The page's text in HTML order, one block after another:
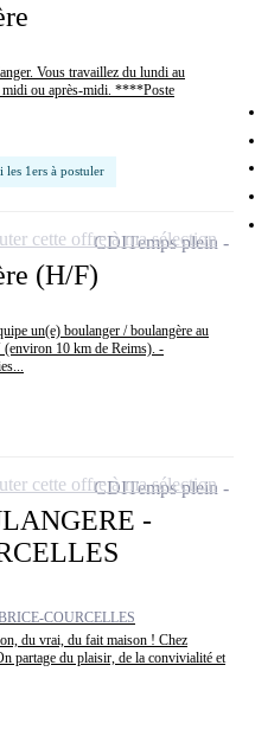
Vous travaillez du lundi au
midi ou après-midi. ****Poste
les 1ers à postuler
(H/F)
un(e) boulanger / boulangère au
(environ 10 km de Reims). -
CDITemps plein
cette offre à ma sélection
-
COURCELLES
du vrai, du fait maison ! Chez
partage du plaisir, de la convivialité et
CDITemps plein
cette offre à ma sélection